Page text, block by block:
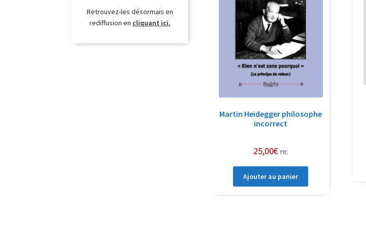
Martin Heidegger philosophe
incorrect
25,00€ TTC
Ajouter au panier
Retrouvez-les désormais en
rediffusion en cliquant ici.